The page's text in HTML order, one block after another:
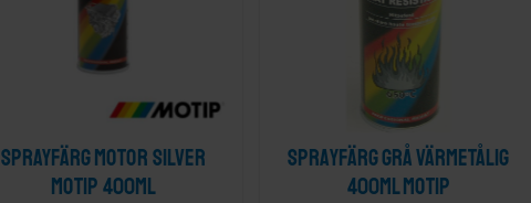
Sprayfärg motor silver
Motip 400ml
Sprayfärg Grå värmetålig
400ml Motip